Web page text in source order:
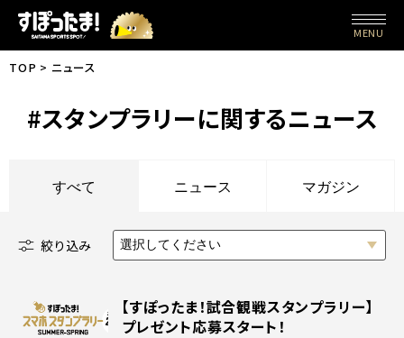
MENU
TOP ニュース
#スタンプラリーに関するニュース
すべて ニュース マガジン
絞り込み 選択してください
【すぽったま！試合観戦スタンプラリー】
プレゼント応募スタート！